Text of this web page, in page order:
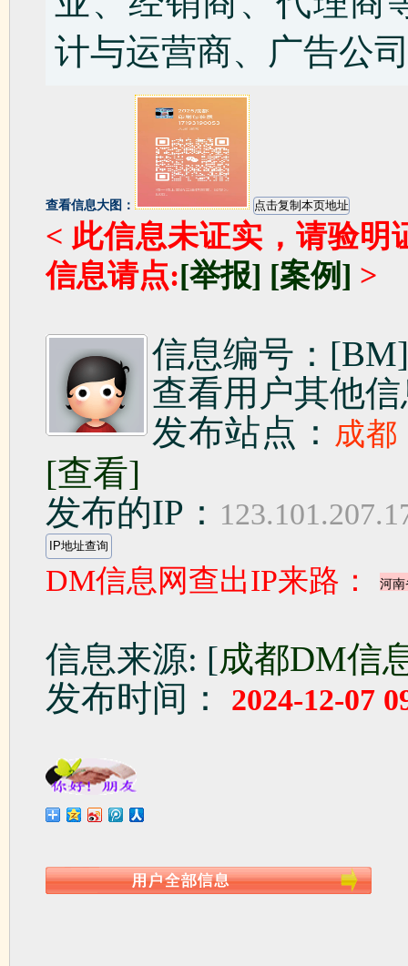
计与运营商、广告公
查看信息大图：
< 此信息未证实，请验明
信息请点:[举报] [案例] >
信息编号：
查看用户其他
发布站点： 成都
[查看]
发布的IP：
DM信息网查出IP来路：
信息来源: [成都DM信
发布时间：
2024-12-07